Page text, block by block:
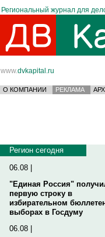
Региональный журнал для
www.dvkapital.ru
О КОМПАНИИ РЕКЛАМА
Регион сегодня
06.08 |
"Единая Россия"
первую строку в
избирательном
выборах в Госдуму
06.08 |